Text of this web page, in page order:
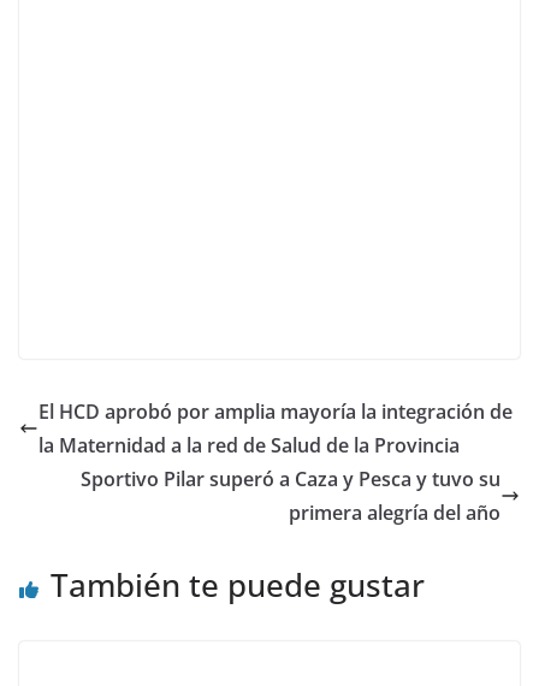
El HCD aprobó por amplia mayoría la integración de
la Maternidad a la red de Salud de la Provincia
Sportivo Pilar superó a Caza y Pesca y tuvo su
primera alegría del año
También te puede gustar